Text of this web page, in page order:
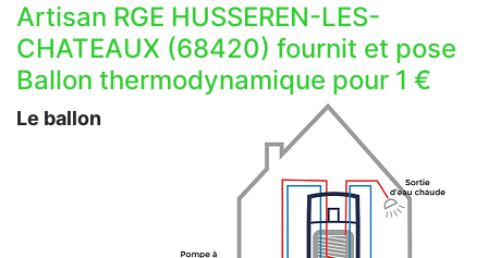
Artisan RGE HUSSEREN-LES-
CHATEAUX (68420) fournit et pose
Ballon thermodynamique pour 1 €
Le ballon